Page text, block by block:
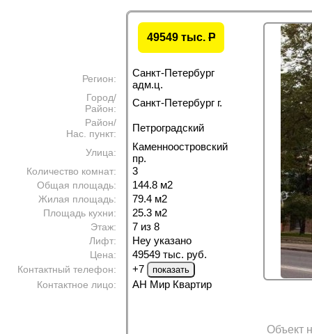
49549 тыс. P
Регион:
Санкт-Петербург
адм.ц.
Город/
Район:
Санкт-Петербург г.
Район/
Нас. пункт:
Петроградский
Улица:
Каменноостровский
пр.
Количество комнат: 3
Общая площадь: 144.8 м2
Жилая площадь: 79.4 м2
Площадь кухни: 25.3 м2
Этаж: 7 из 8
Лифт: Неу указано
Цена: 49549 тыс. руб.
Контактный телефон: +7
Контактное лицо: АН Мир Квартир
Объект